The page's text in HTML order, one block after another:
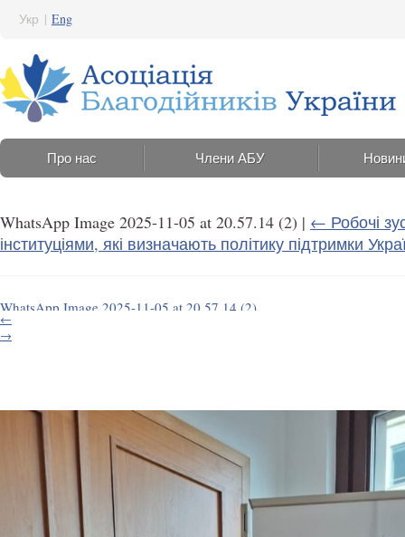
Укр | Eng
Про нас Члени АБУ
WhatsApp Image 2025-11-05 at 20.57.14 (2) | ← Робочі
інституціями, які визначають політику підтримки
WhatsApp Image 2025-11-05 at 20.57.14 (2)
6 Листопада 2025 14:17
←
→